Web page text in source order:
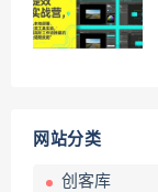
网站分类
创客库